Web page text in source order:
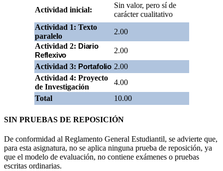
Actividad inicial:
Sin valor, pero sí de
carácter cualitativo
Actividad 1: Texto
paralelo
2.00
Actividad 2: Diario
Reflexivo
2.00
Actividad 3: Portafolio 2.00
Actividad 4: Proyecto
de Investigación
4.00
Total
10.00
SIN PRUEBAS DE REPOSICIÓN
De conformidad al Reglamento General Estudiantil, se advierte que,
para esta asignatura, no se aplica ninguna prueba de reposición, ya
que el modelo de evaluación, no contiene exámenes o pruebas
escritas ordinarias.